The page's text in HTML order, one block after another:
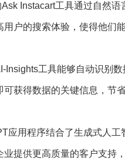
Instacart工具通过自然
户的搜索体验，使得他们
Insights工具能够自动识别
获得数据的关键信息，节
应用程序结合了生成式人
提供更高质量的客户支持